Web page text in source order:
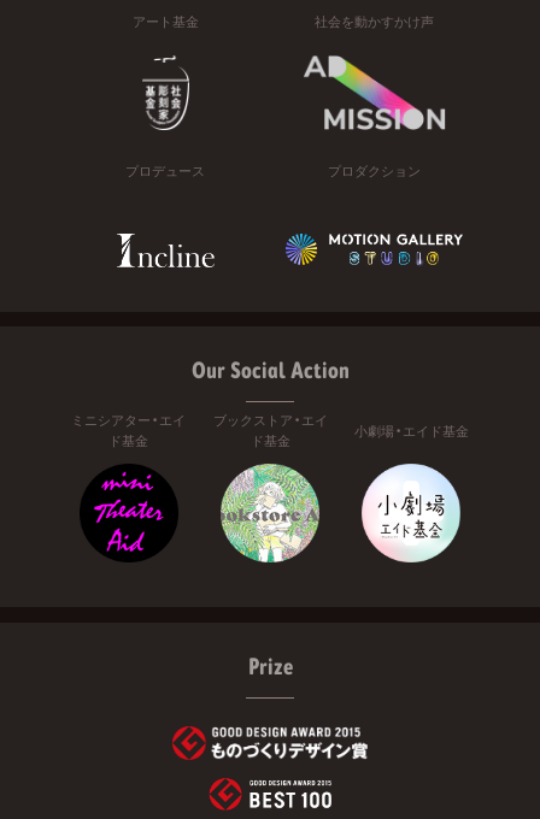
アート基金 社会を動かすかけ声
プロデュース プロダクション
Our Social Action
ミニシアター・エイ
ド基金
ブックストア・エイ
ド基金
小劇場・エイド基金
Prize